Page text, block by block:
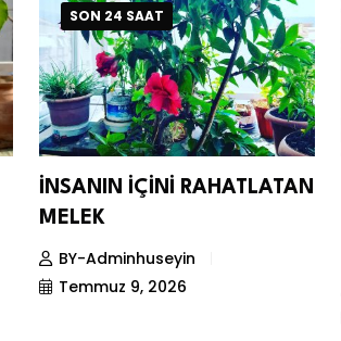
SON 24 SAAT
İNSANIN İÇİNİ RAHATLATAN
MELEK
BY-Adminhuseyin
Temmuz 9, 2026